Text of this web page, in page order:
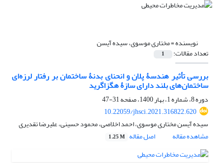
نویسنده =مختاری موسوی، سیده آیسن
تعداد مقالات: 1
بررسی تأثیر هندسۀ پلان و انحنای بدنۀ ساختمان بر رفتار لرزه‌ای
ساختمان‌های بلند دارای سازۀ هگزاگرید
دوره 8، شماره 1، بهار 1400، صفحه
31-47
10.22059/jhsci.2021.316822.620
سیده آیسن مختاری موسوی، احمد اخلاصی، محمود حسینی، علیرضا تقدیری
مشاهده مقاله
اصل مقاله 1.25 M